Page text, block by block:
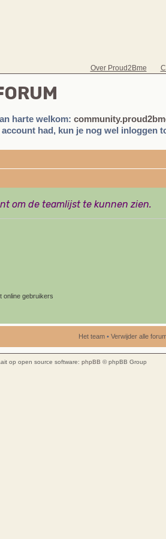
Over Proud2Bme
harte welkom:
had, kun je nog wel inloggen
om de teamlijst te kunnen zien.
online gebruikers
Het team• Verwijder alle
op open source software: phpBB © phpBB Group